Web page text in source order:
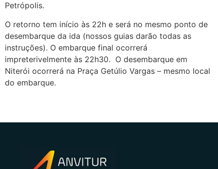
Petrópolis.
O retorno tem início às 22h e será no mesmo ponto de
desembarque da ida (nossos guias darão todas as
instruções). O embarque final ocorrerá
impreterivelmente às 22h30. O desembarque em
Niterói ocorrerá na Praça Getúlio Vargas – mesmo local
do embarque.